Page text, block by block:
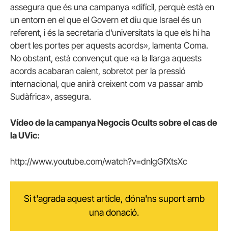
assegura que és una campanya «difícil, perquè està en
un entorn en el que el Govern et diu que Israel és un
referent, i és la secretaria d’universitats la que els hi ha
obert les portes per aquests acords», lamenta Coma.
No obstant, està convençut que «a la llarga aquests
acords acabaran caient, sobretot per la pressió
internacional, que anirà creixent com va passar amb
Sudàfrica», assegura.
Vídeo de la campanya Negocis Ocults sobre el cas de
la UVic:
http://www.youtube.com/watch?v=dnlgGfXtsXc
Si t'agrada aquest article, dóna'ns suport amb
una donació.